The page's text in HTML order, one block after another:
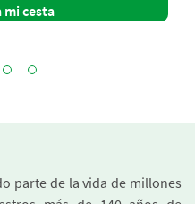
mi cesta
parte de la vida de millones